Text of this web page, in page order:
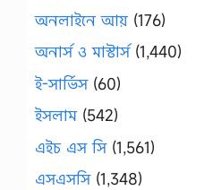
অনলাইনে আয় (176)
অনার্স ও মাস্টার্স(1,440)
ই-সার্ভিস(60)
ইসলাম(542)
এইচ এস সি(1,561)
এসএসসি(1,348)